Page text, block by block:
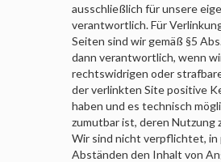
ausschließlich für unsere
verantwortlich. Für
Seiten sind wir gemäß §5
dann verantwortlich, wenn
rechtswidrigen oder
der verlinkten Site positive
haben und es technisch
zumutbar ist, deren Nutzung
Wir sind nicht verpflichtet, in
Abständen den Inhalt von